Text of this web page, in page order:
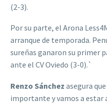
(2-3).
Por su parte, el Arona
arranque de temporada.
sureñas ganaron su primer
ante el CV Oviedo (3-0).`
Renzo Sánchez asegura
importante y vamos a estar